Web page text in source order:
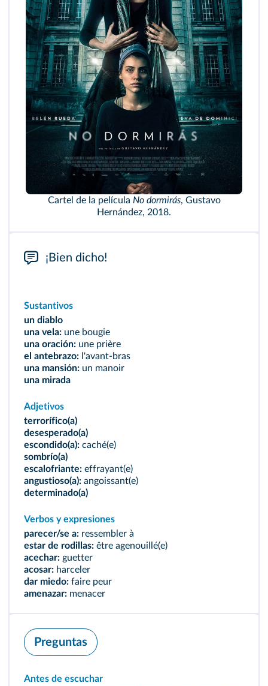
Cartel de la película No dormirás, Gustavo
Hernández, 2018.
¡Bien dicho!
Sustantivos
un diablo
una vela: une bougie
una oración: une prière
el antebrazo: l'avant-bras
una mansión: un manoir
una mirada
Adjetivos
terrorífico(a)
desesperado(a)
escondido(a): caché(e)
sombrío(a)
escalofriante: effrayant(e)
angustioso(a): angoissant(e)
determinado(a)
Verbos y expresiones
parecer/se a: ressembler à
estar de rodillas: être agenouillé(e)
acechar: guetter
acosar: harceler
dar miedo: faire peur
amenazar: menacer
Preguntas
Antes de escuchar